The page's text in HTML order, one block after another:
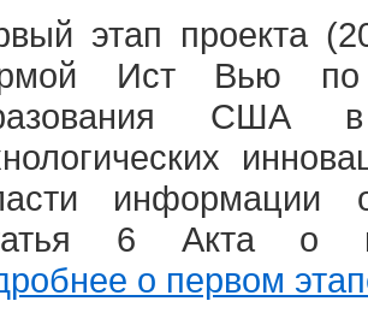
этап проекта
Ист Вью по
США
информации
6 Акта о
о первом